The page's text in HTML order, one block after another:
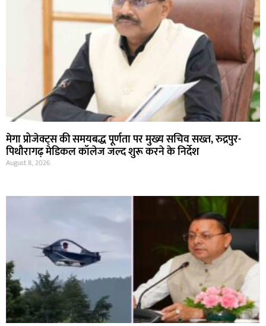
मेगा प्रोजेक्ट्स की समयबद्ध पूर्णता पर मुख्य सचिव सख्त, रुद्रपुर-
पिथौरागढ़ मेडिकल कॉलेज जल्द शुरू करने के निर्देश
August 8, 2026